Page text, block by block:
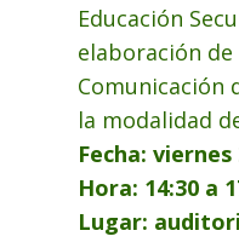
Educación
elaboración
Comunicación
la modalidad
Fecha:
Hora: 14:30 a
Lugar: